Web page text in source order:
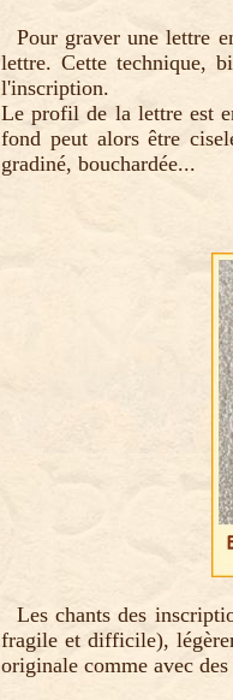
Pour graver une lettre
lettre. Cette technique,
l'inscription.
Le profil de la lettre est
fond peut alors être
gradiné, bouchardée...
Les chants des
fragile et difficile),
originale comme avec